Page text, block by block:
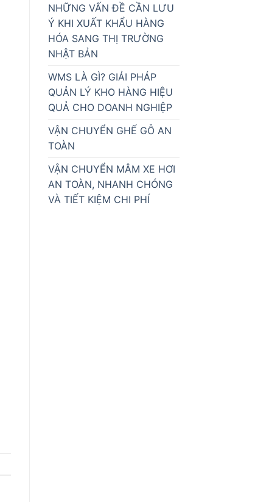
NHỮNG VẤN ĐỀ CẦN LƯU
Ý KHI XUẤT KHẨU HÀNG
HÓA SANG THỊ TRƯỜNG
NHẬT BẢN
WMS LÀ GÌ? GIẢI PHÁP
QUẢN LÝ KHO HÀNG HIỆU
QUẢ CHO DOANH NGHIỆP
VẬN CHUYỂN GHẾ GỖ AN
TOÀN
VẬN CHUYỂN MÂM XE HƠI
AN TOÀN, NHANH CHÓNG
VÀ TIẾT KIỆM CHI PHÍ